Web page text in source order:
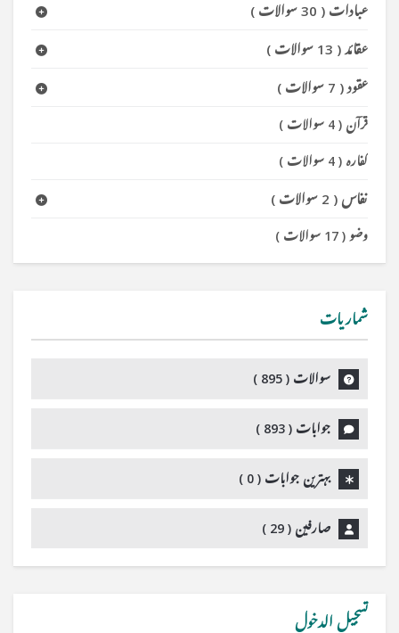
عبادات ( 30 سوالات )
عقائد( 13 سوالات )
عقود ( 7 سوالات )
قرآن ( 4 سوالات )
کفارہ ( 4 سوالات )
نفاس ( 2 سوالات )
وضو ( 17 سوالات )
شماریات
سوالات ( 895
)
جوابات ( 893
)
بہترین جوابات ( 0
)
صارفین ( 29
)
تسجيل الدخول